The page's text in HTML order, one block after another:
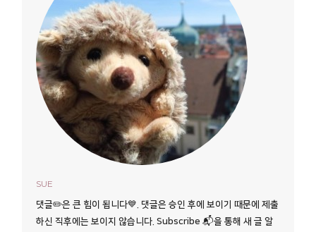
SUE
댓글✏️은 큰 힘이 됩니다💙. 댓글은 승인 후에 보이기 때문에 제출
하신 직후에는 보이지 않습니다. Subscribe 📬을 통해 새 글 알